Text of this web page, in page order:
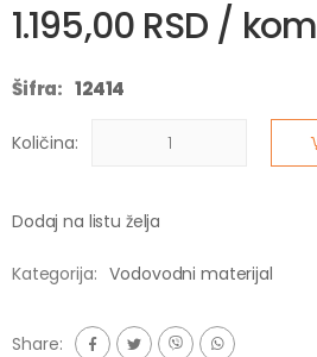
1.195,00 RSD / kom
Šifra: 12414
Količina:
Dodaj na listu želja
Kategorija: Vodovodni materijal
Share: